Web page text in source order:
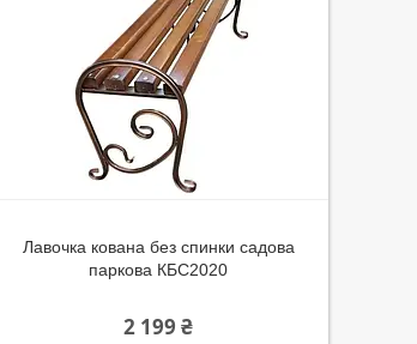
Лавочка кована без спинки садова
паркова КБС2020
2 199 ₴